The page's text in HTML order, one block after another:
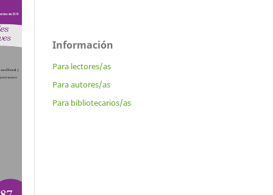
Información
Para lectores/as
Para autores/as
Para bibliotecarios/as